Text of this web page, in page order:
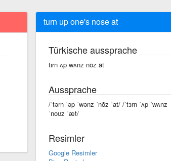
turn up one's nose at
Türkische aussprache
tırn ʌp wʌnz nōz ät
Aussprache
/ˈtərn ˈəp ˈwənz ˈnōz ˈat/ /ˈtɜrn ˈʌp ˈwʌnz
ˈnoʊz ˈæt/
Resimler
Google Resimler